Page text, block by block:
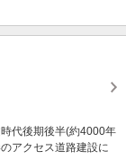
代後期後半(約4000年
アクセス道路建設に